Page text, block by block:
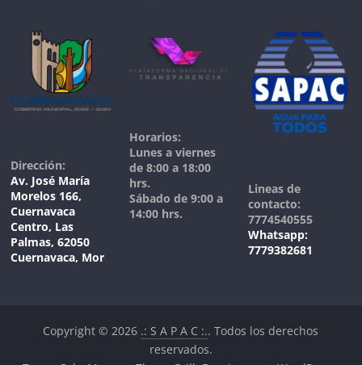
Dirección:
Av. José María
Morelos 166,
Cuernavaca
Centro, Las
Palmas, 62050
Cuernavaca, Mor
Horarios:
Lunes a viernes
de 8:00 a 18:00
hrs.
Sábado de 9:00 a
14:00 hrs.
Lineas de
contacto:
7774540555
Whatsapp:
7779382681
Copyright © 2026 .: S A P A C :.. Todos los derechos
reservados.